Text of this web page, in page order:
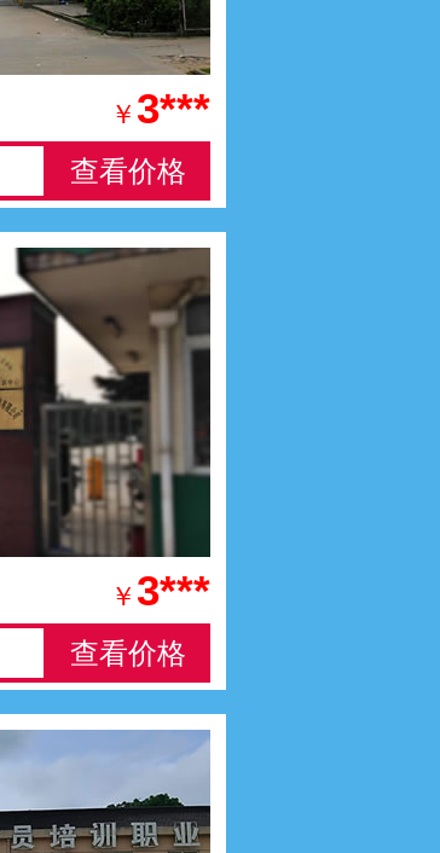
￥ 3***
查看价格
￥ 3***
查看价格